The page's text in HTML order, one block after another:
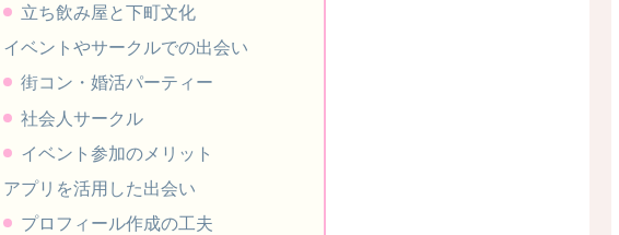
立ち飲み屋と下町文化
イベントやサークルでの出会い
街コン・婚活パーティー
社会人サークル
イベント参加のメリット
アプリを活用した出会い
プロフィール作成の工夫